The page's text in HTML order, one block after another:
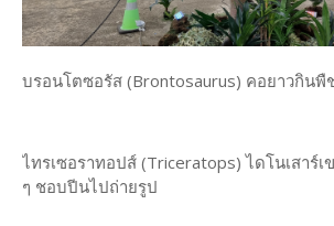
บรอนโตซอรัส (Brontosaurus) คอยาวกิน
ไทรเซอราทอปส์ (Triceratops) ไดโนเสาร์
ๆ ชอบปีนไปถ่ายรูป